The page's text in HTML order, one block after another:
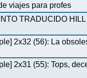
viajes para profes
TRADUCIDO
2x32 (56): La
2x31 (55): Tops,